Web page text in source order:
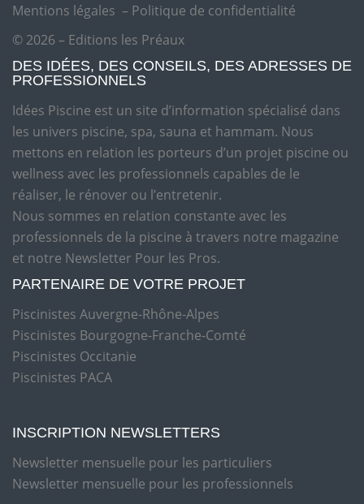
Mentions légales – Politique de confidentialité
© 2026 – Editions les Préaux
DES IDÉES, DES CONSEILS, DES ADRESSES DE
PROFESSIONNELS
Idées Piscine est un site d’information spécialisé dans
les univers piscine, spa, sauna et hammam. Nous
mettons en relation les porteurs d’un projet piscine ou
wellness avec les professionnels capables de le
réaliser, le rénover ou l’entretenir.
Nous sommes en relation constante avec les
professionnels de la piscine à travers notre magazine
et notre Newsletter Pour les Pros.
PARTENAIRE DE VOTRE PROJET
Piscinistes Auvergne-Rhône-Alpes
Piscinistes Bourgogne-Franche-Comté
Piscinistes Occitanie
Piscinistes PACA
INSCRIPTION NEWSLETTERS
Newsletter mensuelle pour les particuliers
Newsletter mensuelle pour les professionnels